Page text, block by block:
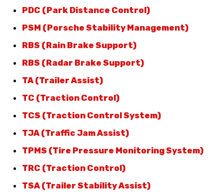
PDC (Park Distance Control)
PSM (Porsche Stability Management)
RBS (Rain Brake Support)
RBS (Radar Brake Support)
TA (Trailer Assist)
TC (Traction Control)
TCS (Traction Control System)
TJA (Traffic Jam Assist)
TPMS (Tire Pressure Monitoring System)
TRC (Traction Control)
TSA (Trailer Stability Assist)